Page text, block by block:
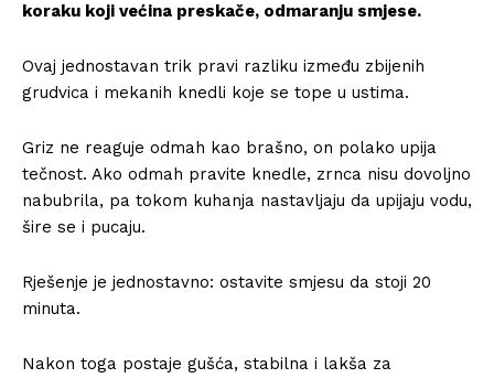
koraku koji većina preskače, odmaranju smjese.
Ovaj jednostavan trik pravi razliku između zbijenih
grudvica i mekanih knedli koje se tope u ustima.
Griz ne reaguje odmah kao brašno, on polako upija
tečnost. Ako odmah pravite knedle, zrnca nisu dovoljno
nabubrila, pa tokom kuhanja nastavljaju da upijaju vodu,
šire se i pucaju.
Rješenje je jednostavno: ostavite smjesu da stoji 20
minuta.
Nakon toga postaje gušća, stabilna i lakša za